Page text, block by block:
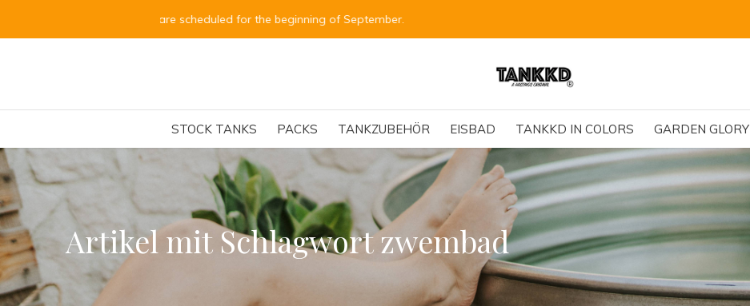
STOCK TANKS PACKS TANKZUBEHÖR EISBAD TANKKD IN COLORS GARDEN GLORY
Alle Bestellungen für die runden Tanks sind für Anfang September vorgesehen.
Artikel mit Schlagwort zwembad